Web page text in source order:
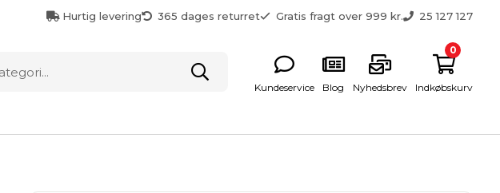
Hurtig levering 365 dages returret Gratis fragt over 999 kr. 25 127 127
Kundeservice Blog Nyhedsbrev Indkøbskurv
0